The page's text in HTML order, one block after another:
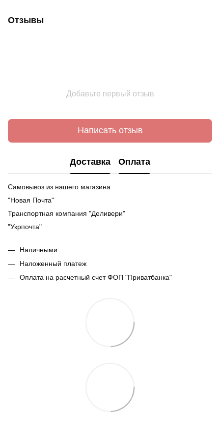
Отзывы
Добавьте первый отзыв
Написать отзыв
Доставка Оплата
Самовывоз из нашего магазина
"Новая Почта"
Транспортная компания "Деливери"
"Укрпочта"
Наличными
Наложенный платеж
Оплата на расчетный счет ФОП "Приватбанка"